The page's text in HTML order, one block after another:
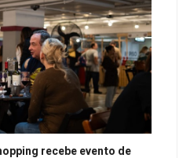
recebe evento de